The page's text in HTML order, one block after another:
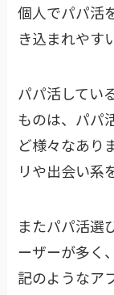
個人でパパ活
き込まれやす
パパ活してい
ものは、パパ
ど様々なあり
リや出会い系
またパパ活選
ーザーが多く
記のようなア